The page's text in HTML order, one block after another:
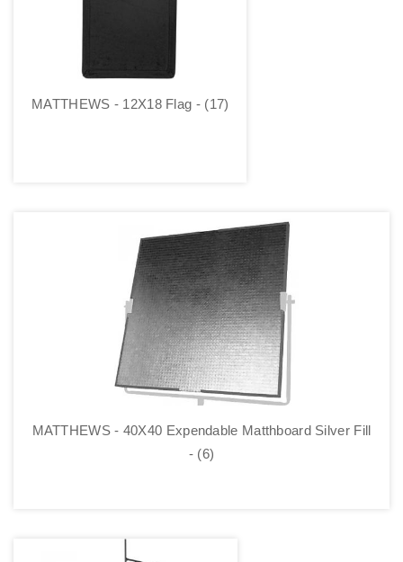
MATTHEWS - 12X18 Flag - (17)
MATTHEWS - 40X40 Expendable Matthboard Silver Fill
- (6)